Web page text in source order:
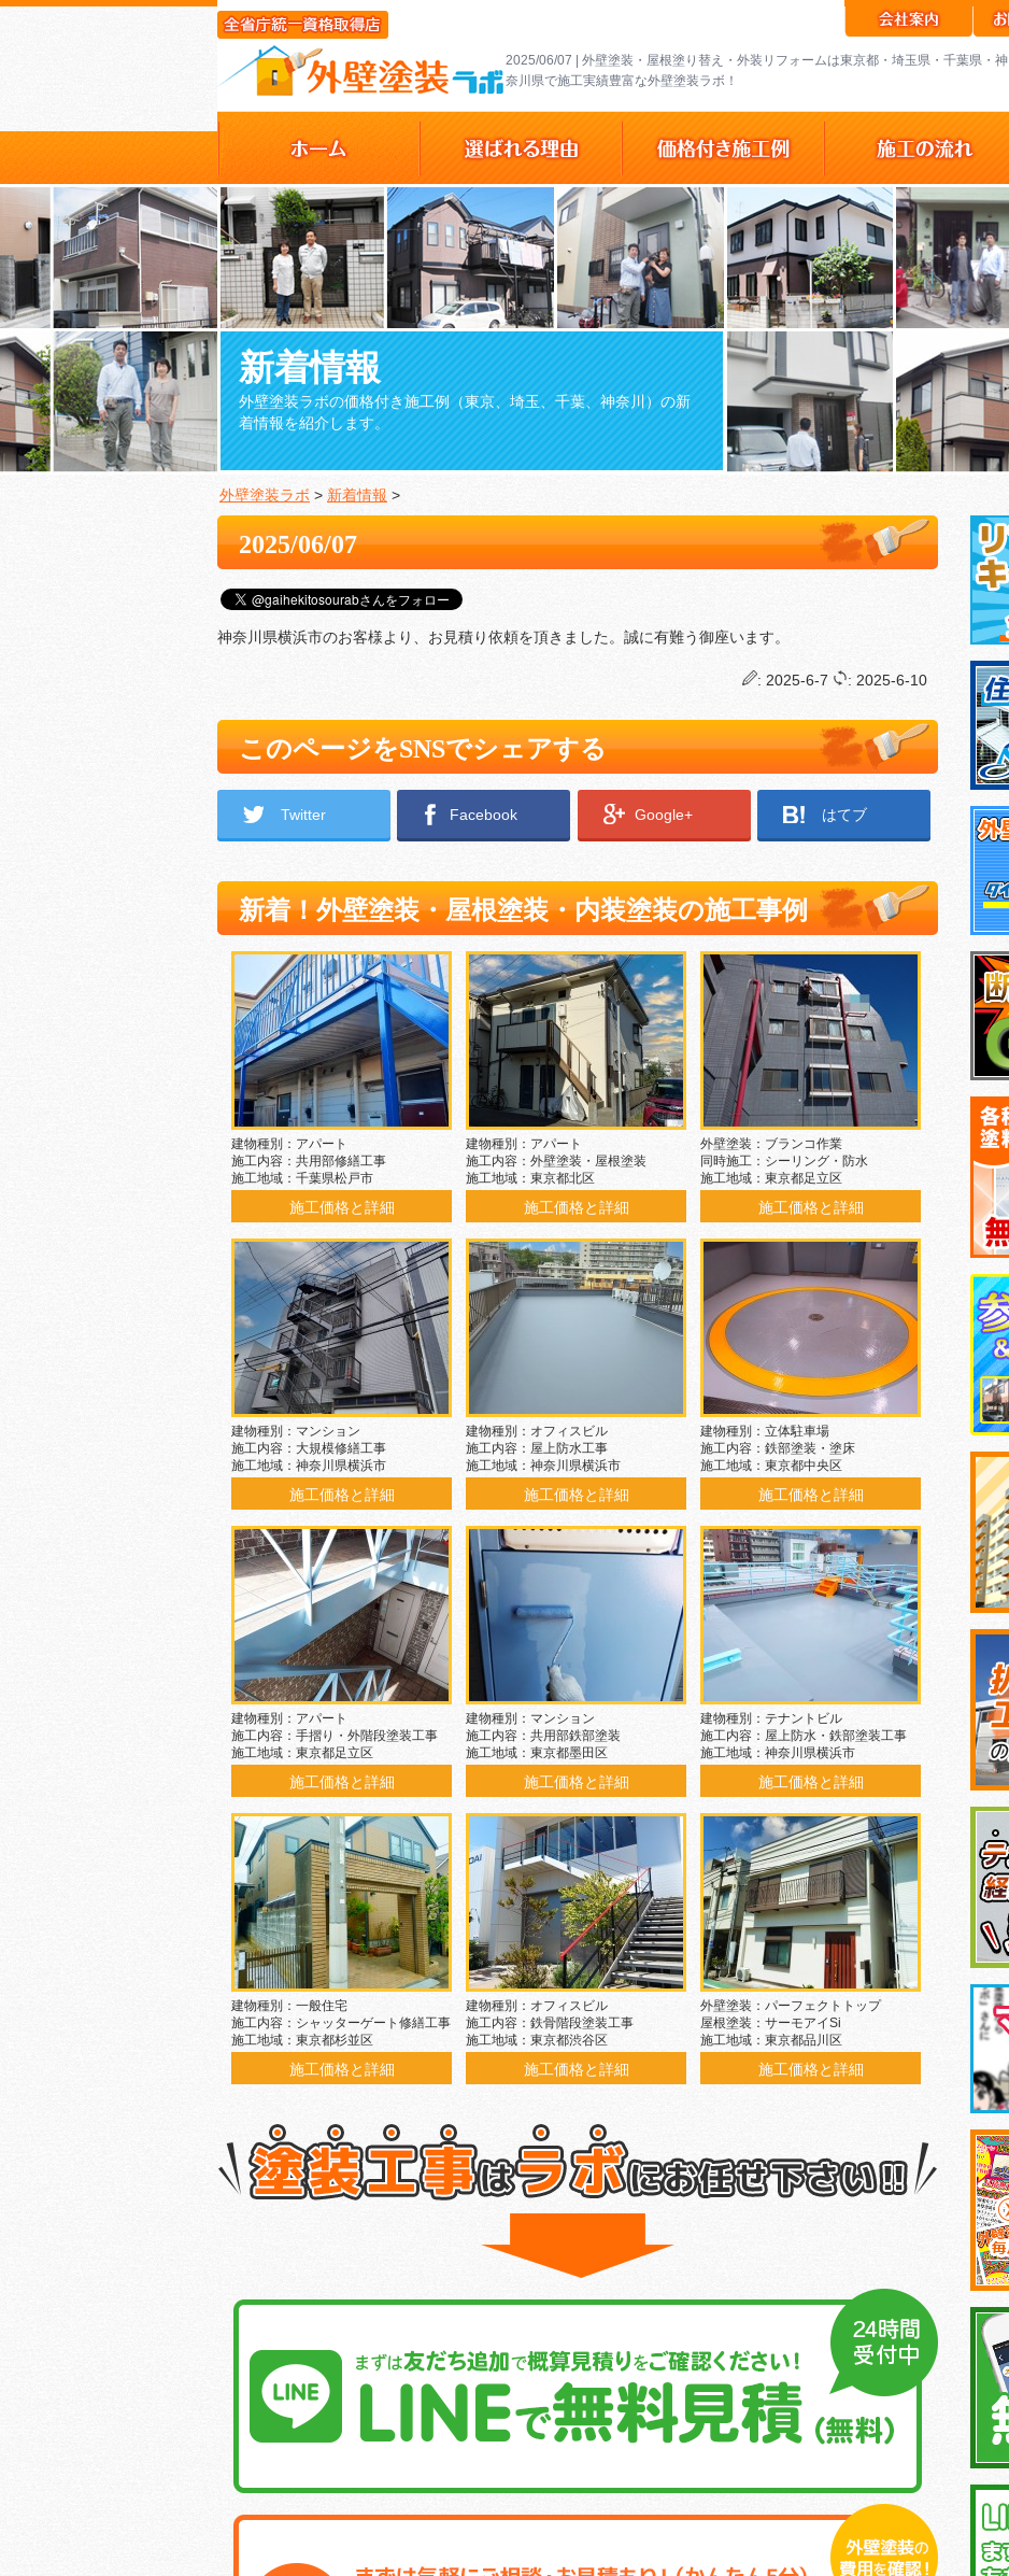
2025/06/07 | 外壁塗装・屋根塗り替え・外装リフォームは東京都・埼玉県・千葉県・神
奈川県で施工実績豊富な外壁塗装ラボ！
新着情報
外壁塗装ラボの価格付き施工例（東京、埼玉、千葉、神奈川）の新
着情報を紹介します。
外壁塗装ラボ > 新着情報 >
2025/06/07
神奈川県横浜市のお客様より、お見積り依頼を頂きました。誠に有難う御座います。
: 2025-6-7 : 2025-6-10
このページをSNSでシェアする
Twitter Facebook Google+ はてブ
新着！外壁塗装・屋根塗装・内装塗装の施工事例
建物種別：アパート
施工内容：共用部修繕工事
施工地域：千葉県松戸市
施工価格と詳細
建物種別：アパート
施工内容：外壁塗装・屋根塗装
施工地域：東京都北区
施工価格と詳細
外壁塗装：ブランコ作業
同時施工：シーリング・防水
施工地域：東京都足立区
施工価格と詳細
建物種別：マンション
施工内容：大規模修繕工事
施工地域：神奈川県横浜市
施工価格と詳細
建物種別：オフィスビル
施工内容：屋上防水工事
施工地域：神奈川県横浜市
施工価格と詳細
建物種別：立体駐車場
施工内容：鉄部塗装・塗床
施工地域：東京都中央区
施工価格と詳細
建物種別：アパート
施工内容：手摺り・外階段塗装工事
施工地域：東京都足立区
施工価格と詳細
建物種別：マンション
施工内容：共用部鉄部塗装
施工地域：東京都墨田区
施工価格と詳細
建物種別：テナントビル
施工内容：屋上防水・鉄部塗装工事
施工地域：神奈川県横浜市
施工価格と詳細
建物種別：一般住宅
施工内容：シャッターゲート修繕工事
施工地域：東京都杉並区
施工価格と詳細
建物種別：オフィスビル
施工内容：鉄骨階段塗装工事
施工地域：東京都渋谷区
施工価格と詳細
外壁塗装：パーフェクトトップ
屋根塗装：サーモアイSi
施工地域：東京都品川区
施工価格と詳細